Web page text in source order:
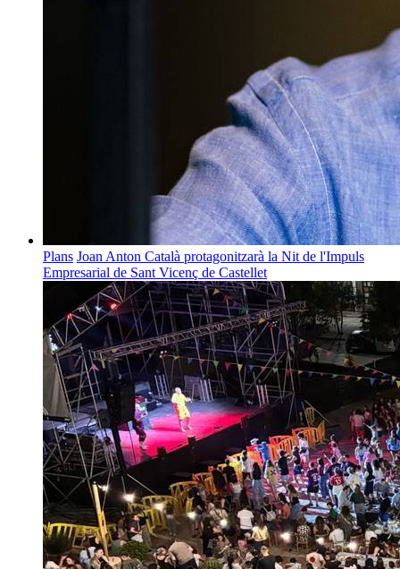
Plans Joan Anton Català protagonitzarà la Nit de l'Impuls
Empresarial de Sant Vicenç de Castellet